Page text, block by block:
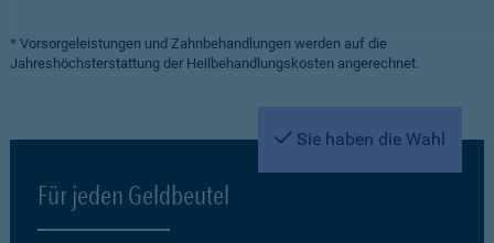
* Vorsorgeleistungen und Zahnbehandlungen werden auf die
Jahreshöchsterstattung der Heilbehandlungskosten angerechnet.
Sie haben die Wahl
Für jeden Geldbeutel